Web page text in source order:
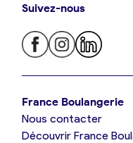
Je trouve ma
Je suis boulanger
Suivez-nous
France Boulangerie
Nous contacter
Découvrir France